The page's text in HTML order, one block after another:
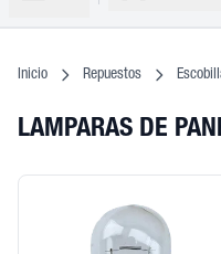
Inicio Repuestos
LAMPARAS DE